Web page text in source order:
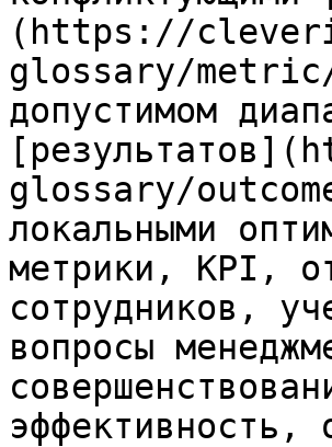
(https://
glossary/metric/
допустимом
glossary/
локальными
метрики, KPI,
сотрудников,
вопросы
эффективность,